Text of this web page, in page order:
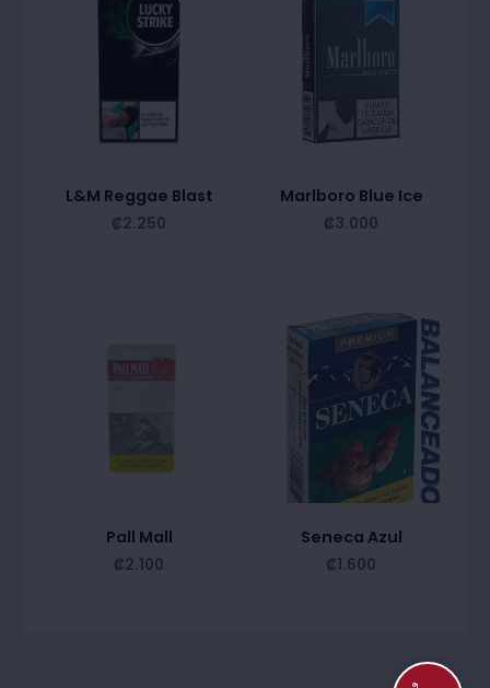
L&M Reggae Blast
₡2.250
Marlboro Blue Ice
₡3.000
Pall Mall
₡2.100
Seneca Azul
₡1.600